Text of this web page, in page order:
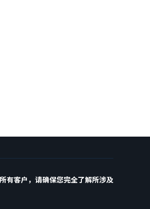
有客户，请确保您完全了解所涉及